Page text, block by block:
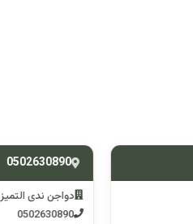
0502630890
دواجن ندى التميز 4
0502630890